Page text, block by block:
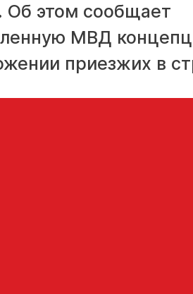
Об этом сообщает
МВД
приезжих в